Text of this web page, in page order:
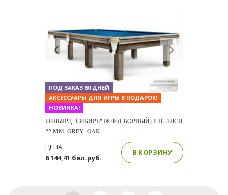
Previous Next
ПОД ЗАКАЗ 60 ДНЕЙ
АКСЕССУАРЫ ДЛЯ ИГРЫ В ПОДАРОК!
НОВИНКА!
БИЛЬЯРД "СИБИРЬ" 08 Ф (СБОРНЫЙ) Р.П. ЛДСП
22 ММ, GREY_OAK
6 144,41 бел.руб.
ЦЕНА
В КОРЗИНУ